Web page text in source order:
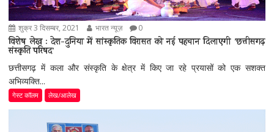
शुक्र 3 दिसम्बर, 2021 भारत न्यूज़ 0
विशेष लेख : देश-दुनिया में सांस्कृतिक विरासत को नई पहचान दिलाएगी ’छत्तीसगढ़
संस्कृति परिषद’
छत्तीसगढ़ में कला और संस्कृति के क्षेत्र में किए जा रहे प्रयासों को एक सशक्त
अभिव्यक्ति...
गेस्ट कॉलम लेख/आलेख